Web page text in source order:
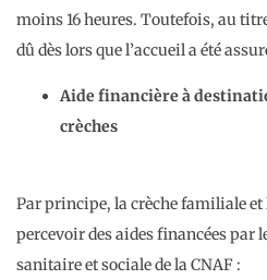
moins 16 heures. Toutefois, au
dû dès lors que l’accueil a été
Aide financière à
crèches
Par principe, la crèche familiale
percevoir des aides financées par
sanitaire et sociale de la CNAF :